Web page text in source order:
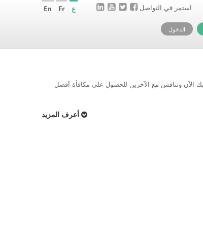
استمر في التواصل En Fr ع
الدخول
الآن وتنافس مع الآخرين للحصول على مكافأة أفضل
أعرف المزيد